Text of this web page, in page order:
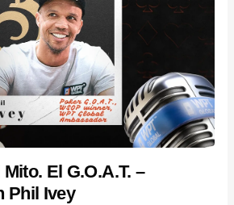
El G.O.A.T. –
Phil Ivey